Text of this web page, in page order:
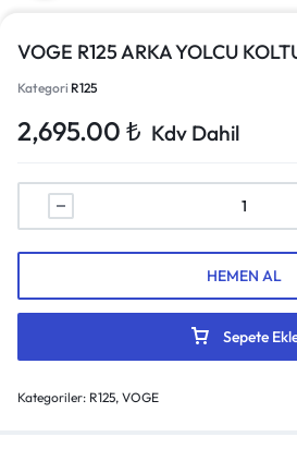
VOGE R125 ARKA YOLCU
Kategori R125
2,695.00 ₺ Kdv Dahil
Sepete
HEMEN AL
Kategoriler: R125, VOGE